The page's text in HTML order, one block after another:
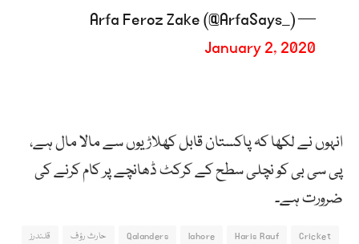
— Arfa Feroz Zake (@ArfaSays_)
January 2, 2020
انہوں نے لکھا کہ پاکستان قابل کھلاڑیوں سے مالا مال ہے،
پی سی بی کو نچلی سطح کے کرکٹ ڈھانچے پر کام کرنے کی
ضرورت ہے۔
Cricket
Haris Rauf
lahore
Qalanders حارث رؤف
قلندرز